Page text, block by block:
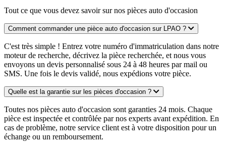
Tout ce que vous devez savoir sur nos pièces auto d'occasion
Comment commander une pièce auto d'occasion sur LPAO ?
C'est très simple ! Entrez votre numéro d'immatriculation dans notre
moteur de recherche, décrivez la pièce recherchée, et nous vous
envoyons un devis personnalisé sous 24 à 48 heures par mail ou
SMS. Une fois le devis validé, nous expédions votre pièce.
Quelle est la garantie sur les pièces d'occasion ?
Toutes nos pièces auto d'occasion sont garanties 24 mois. Chaque
pièce est inspectée et contrôlée par nos experts avant expédition. En
cas de problème, notre service client est à votre disposition pour un
échange ou un remboursement.